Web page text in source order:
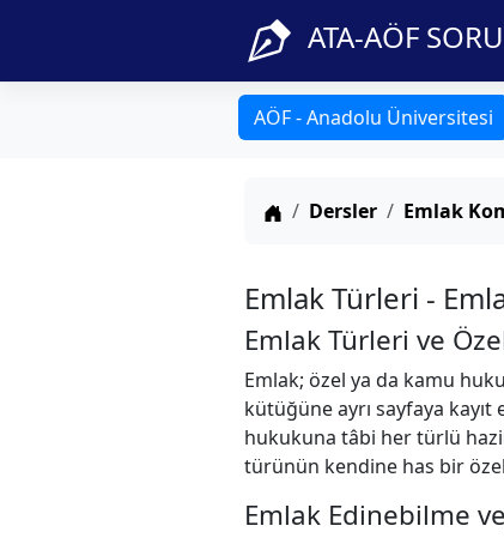
ATA-AÖF SORU
AÖF - Anadolu Üniversitesi
Anasayfa
Dersler Emlak
Emlak Türleri -
Emlak Türleri ve
Emlak; özel ya da kamu
kütüğüne ayrı sayfaya
hukukuna tâbi her türlü
türünün kendine has bir
Emlak Edinebilme